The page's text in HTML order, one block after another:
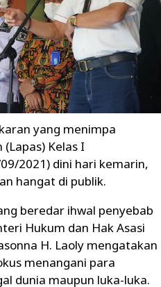
yang menimpa
Kelas I
2021) dini hari kemarin,
hangat di publik.
beredar ihwal penyebab
Hukum dan Hak Asasi
H. Laoly mengatakan
menangani para
dunia maupun luka-luka.